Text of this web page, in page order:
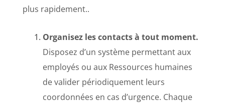
plus rapidement..
Organisez les contacts à tout moment.
Disposez d’un système permettant aux
employés ou aux Ressources humaines
de valider périodiquement leurs
coordonnées en cas d’urgence. Chaque